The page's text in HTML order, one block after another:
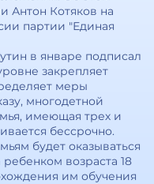
Антон Котяков на
партии "Единая
в январе подписал
закрепляет
меры
многодетной
имеющая трех и
бессрочно.
будет оказываться
возраста 18
им обучения